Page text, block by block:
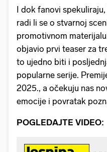
I dok fanovi
radi li se o stvarnoj
promotivnom
objavio prvi teaser za
to ujedno biti i
popularne serije.
2025., a očekuju nas
emocije i povratak
POGLEDAJTE VIDEO: